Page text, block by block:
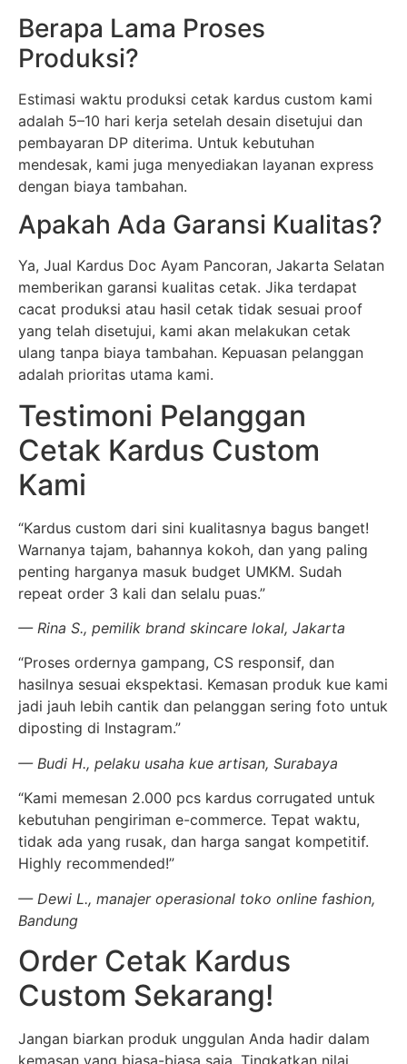
Berapa Lama Proses
Produksi?
Estimasi waktu produksi cetak kardus custom kami
adalah 5–10 hari kerja setelah desain disetujui dan
pembayaran DP diterima. Untuk kebutuhan
mendesak, kami juga menyediakan layanan express
dengan biaya tambahan.
Apakah Ada Garansi Kualitas?
Ya, Jual Kardus Doc Ayam Pancoran, Jakarta Selatan
memberikan garansi kualitas cetak. Jika terdapat
cacat produksi atau hasil cetak tidak sesuai proof
yang telah disetujui, kami akan melakukan cetak
ulang tanpa biaya tambahan. Kepuasan pelanggan
adalah prioritas utama kami.
Testimoni Pelanggan
Cetak Kardus Custom
Kami
“Kardus custom dari sini kualitasnya bagus banget!
Warnanya tajam, bahannya kokoh, dan yang paling
penting harganya masuk budget UMKM. Sudah
repeat order 3 kali dan selalu puas.”
— Rina S., pemilik brand skincare lokal, Jakarta
“Proses ordernya gampang, CS responsif, dan
hasilnya sesuai ekspektasi. Kemasan produk kue kami
jadi jauh lebih cantik dan pelanggan sering foto untuk
diposting di Instagram.”
— Budi H., pelaku usaha kue artisan, Surabaya
“Kami memesan 2.000 pcs kardus corrugated untuk
kebutuhan pengiriman e-commerce. Tepat waktu,
tidak ada yang rusak, dan harga sangat kompetitif.
Highly recommended!”
— Dewi L., manajer operasional toko online fashion,
Bandung
Order Cetak Kardus
Custom Sekarang!
Jangan biarkan produk unggulan Anda hadir dalam
kemasan yang biasa-biasa saja. Tingkatkan nilai